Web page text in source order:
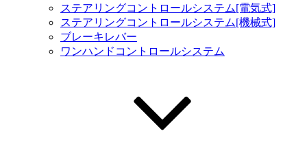
ステアリングコントロールシステム[電気式]
ステアリングコントロールシステム[機械式]
ブレーキレバー
ワンハンドコントロールシステム